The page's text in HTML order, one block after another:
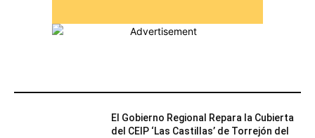
El Gobierno Regional Repara la Cubierta
del CEIP ‘Las Castillas’ de Torrejón del